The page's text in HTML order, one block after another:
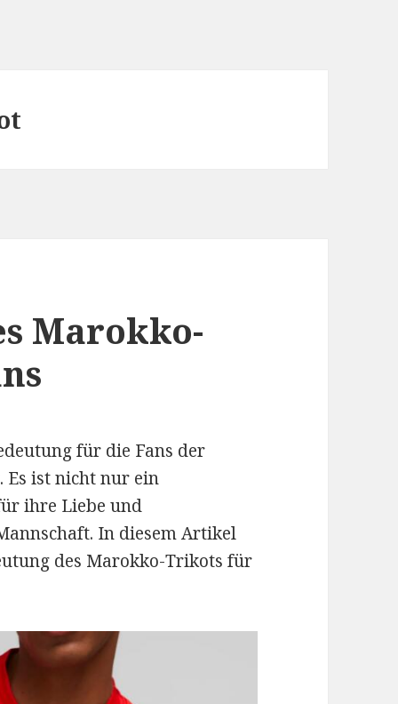
Marokko-
für die Fans der
Es ist nicht nur ein
ihre Liebe und
In diesem Artikel
des Marokko-Trikots für